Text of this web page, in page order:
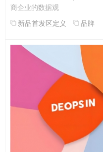
商企业的数据观
新品首发区定义
品牌